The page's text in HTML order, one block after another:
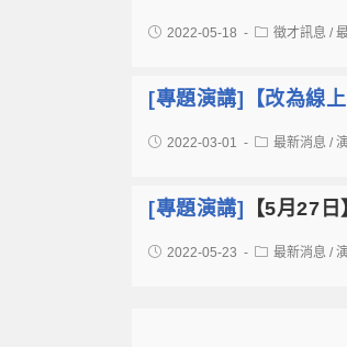
2022-05-18 徵才訊息 /
[專題演講]【改為線上
2022-03-01 最新消息 /
[專題演講] 【5月27
2022-05-23 最新消息 /